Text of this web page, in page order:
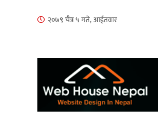
गीति
२०७९ चैत्र ५ गते, आईतवार